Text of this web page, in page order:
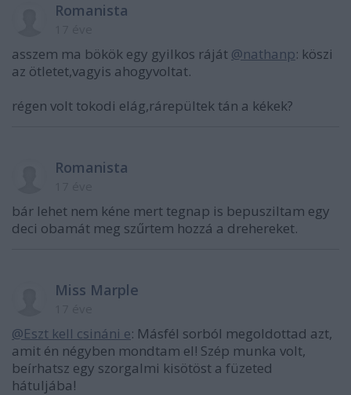
Romanista
asszem ma bökök egy gyilkos ráját @nathanp: köszi
az ötletet,vagyis ahogyvoltat.
régen volt tokodi elág,rárepültek tán a kékek?
Romanista
bár lehet nem kéne mert tegnap is bepusziltam egy
deci obamát meg szűrtem hozzá a drehereket.
Miss Marple
@Eszt kell csináni e: Másfél sorból megoldottad azt,
amit én négyben mondtam el! Szép munka volt,
beírhatsz egy szorgalmi kisötöst a füzeted
hátuljába!